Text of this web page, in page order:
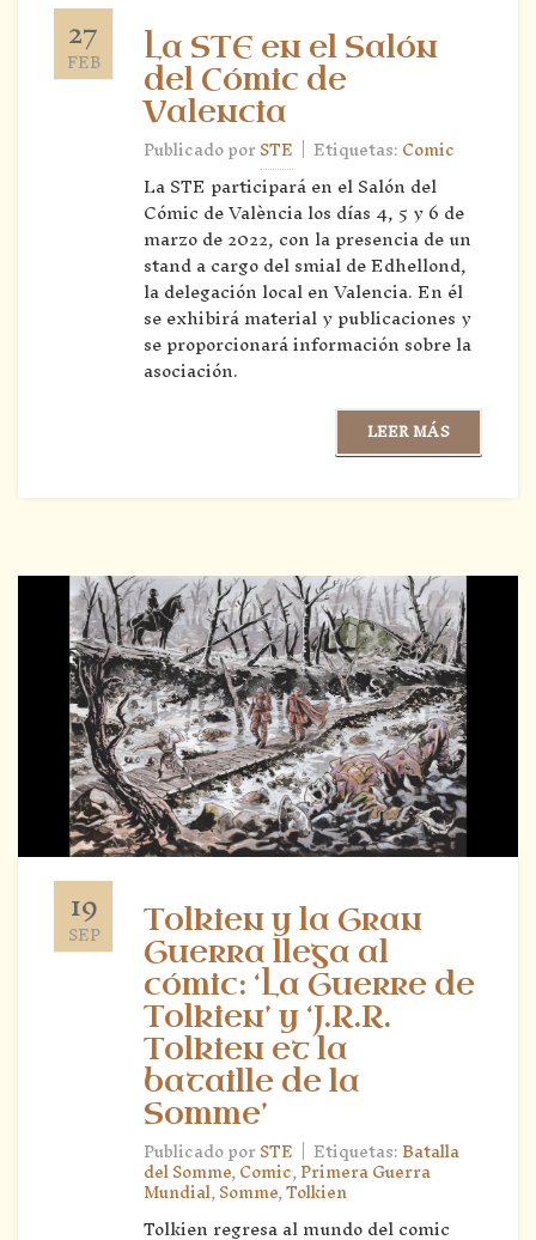
27
FEB
La STE en el Salón
del Cómic de
Valencia
Publicado porSTE | Etiquetas:Comic
La STE participará en el Salón del
Cómic de València los días 4, 5 y 6 de
marzo de 2022, con la presencia de un
stand a cargo del smial de Edhellond,
la delegación local en Valencia. En él
se exhibirá material y publicaciones y
se proporcionará información sobre la
asociación.
LEER MÁS
19
SEP
Tolkien y la Gran
Guerra llega al
cómic: ‘La Guerre de
Tolkien’ y ‘J.R.R.
Tolkien et la
bataille de la
Somme’
Publicado porSTE | Etiquetas:Batalla
del Somme,Comic,Primera Guerra
Mundial,Somme,Tolkien
Tolkien regresa al mundo del comic